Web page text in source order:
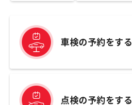
車検の予約をする
点検の予約をする